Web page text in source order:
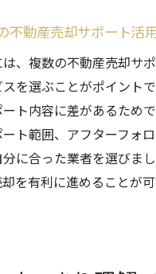
不動産売却サポート活
、複数の不動産売却サ
を選ぶことがポイント
ト内容に差があるため
ト範囲、アフターフォ
に合った業者を選びま
を有利に進めることが